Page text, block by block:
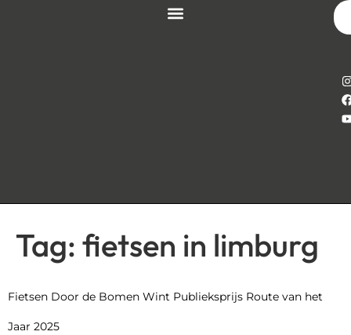
Tag: fietsen in limburg
Fietsen Door de Bomen Wint Publieksprijs Route van het
Jaar 2025